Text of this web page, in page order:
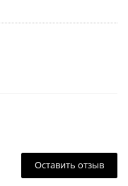
Оставить отзыв